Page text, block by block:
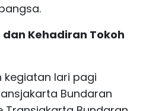
Kehadiran Tokoh
kegiatan lari pagi
Bundaran